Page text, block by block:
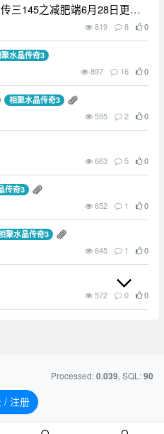
三145之减肥端6月28日更新
819 8 0
水晶传奇3
897 16 0
相聚水晶传奇3
595 2 0
663 5 0
传奇3
652 1 0
聚水晶传奇3
645 1 0
572 0 0
Processed:0.039, SQL:90
/ 注册